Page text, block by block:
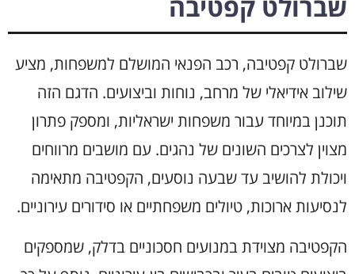
שברולט קפטיבה, רכב הפנאי המושלם למשפחות, מציע
שילוב אידיאלי של מרחב, נוחות וביצועים. הדגם הזה
תוכנן במיוחד עבור משפחות ישראליות, ומספק פתרון
מצוין לצרכים השונים של נהגים. עם מושבים מרווחים
ויכולת להושיב עד שבעה נוסעים, הקפטיבה מתאימה
לנסיעות ארוכות, טיולים משפחתיים או סידורים עירוניים.
הקפטיבה מצוידת במנועים חסכוניים בדלק, שמספקים